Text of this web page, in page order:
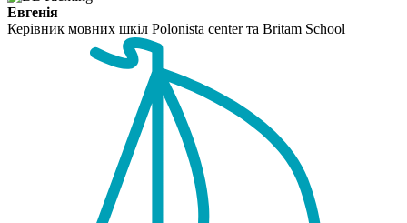
Евгенія
Керівник мовних шкіл Polonista center та Britam School